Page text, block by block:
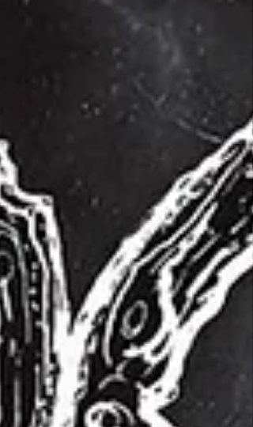
Records tarafından yapıldı. Tracklist: 01. La
Frontière Entre Nous Et Le Néant 02. Une
Frisson 04. Cinéraire 05. Incommensurable
(Chanson Pour Aldérica II) 06. Mouve